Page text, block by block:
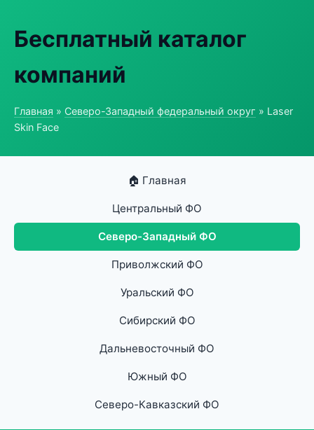
Бесплатный каталог
компаний
Главная » Северо-Западный федеральный округ » Laser
Skin Face
🏠 Главная
Центральный ФО
Северо-Западный ФО
Приволжский ФО
Уральский ФО
Сибирский ФО
Дальневосточный ФО
Южный ФО
Северо-Кавказский ФО